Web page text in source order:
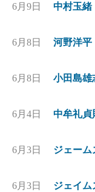
6月9日 中村玉緒
6月8日 河野洋平
6月8日 小田島雄
6月4日 中牟礼貞
6月3日 ジェーム
6月3日 ジェイム